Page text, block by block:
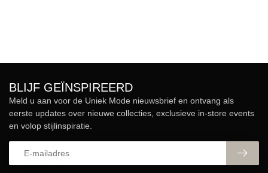
BLIJF GEÏNSPIREERD
Meld u aan voor de Uniek Mode nieuwsbrief en ontvang als
eerste updates over nieuwe collecties, exclusieve in-store events
en volop stijlinspiratie.